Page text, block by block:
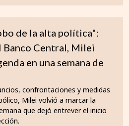
de la alta política":
Banco Central, Milei
en una semana de
confrontaciones y medidas
Milei volvió a marcar la
que dejó entrever el inicio